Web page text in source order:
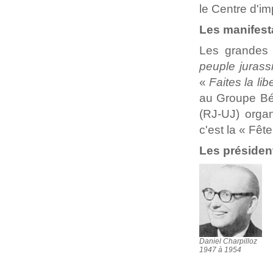
le Centre
Les
Les
peuple
« Faites la
au Groupe
(RJ-UJ)
c'est la «
Les
Daniel Charpilloz
1947 à 1954